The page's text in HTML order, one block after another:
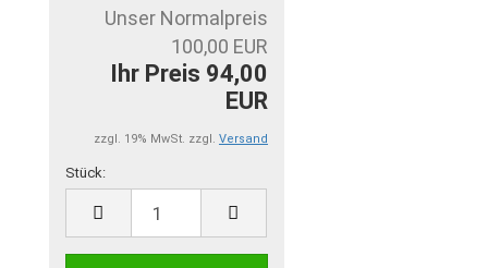
Unser Normalpreis
100,00 EUR
Ihr Preis 94,00
EUR
zzgl. 19% MwSt. zzgl. Versand
Stück:
Stück